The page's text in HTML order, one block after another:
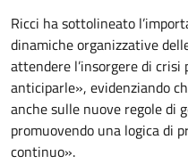
Ricci ha sottolineato
dinamiche organizzative
attendere l’insorgere di
anticiparle», evidenziando
anche sulle nuove regole di
promuovendo una logica di
continuo».